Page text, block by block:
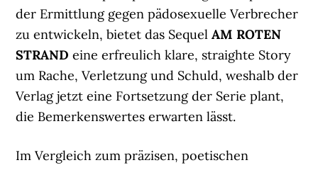
der Ermittlung gegen pädosexuelle Verbrecher
zu entwickeln, bietet das SequelAM ROTEN
STRANDeine erfreulich klare, straighte Story
um Rache, Verletzung und Schuld, weshalb der
Verlag jetzt eine Fortsetzung der Serie plant,
die Bemerkenswertes erwarten lässt.
Im Vergleich zum präzisen, poetischen